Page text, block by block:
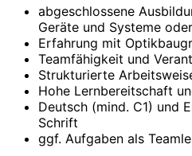
abgeschlossene
Geräte und Systeme
Erfahrung mit
Teamfähigkeit und
Strukturierte
Hohe Lernbereitschaft
Deutsch (mind. C1) und
Schrift
ggf. Aufgaben als